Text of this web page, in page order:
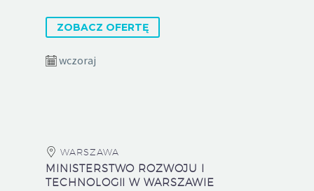
ZOBACZ OFERTĘ
wczoraj
WARSZAWA
MINISTERSTWO ROZWOJU I
TECHNOLOGII W WARSZAWIE